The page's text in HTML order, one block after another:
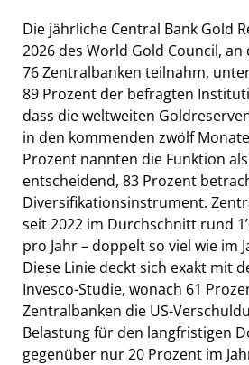
Die jährliche Central Bank Gold
2026 des World Gold Council,
76 Zentralbanken teilnahm,
89 Prozent der befragten
dass die weltweiten
in den kommenden zwölf
Prozent nannten die Funktion
entscheidend, 83 Prozent
Diversifikationsinstrument.
seit 2022 im Durchschnitt rund
pro Jahr – doppelt so viel wie im
Diese Linie deckt sich exakt mit
Invesco-Studie, wonach 61
Zentralbanken die US-
Belastung für den langfristigen
gegenüber nur 20 Prozent im